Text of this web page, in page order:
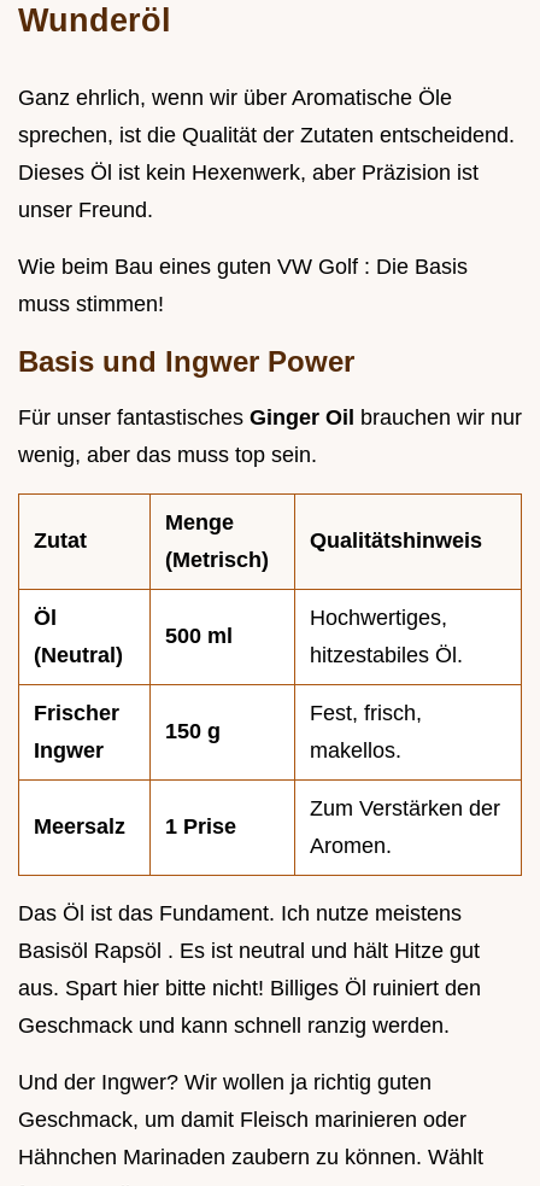
Wunderöl
Ganz ehrlich, wenn wir über Aromatische Öle
sprechen, ist die Qualität der Zutaten entscheidend.
Dieses Öl ist kein Hexenwerk, aber Präzision ist
unser Freund.
Wie beim Bau eines guten VW Golf : Die Basis
muss stimmen!
Basis und Ingwer Power
Für unser fantastisches Ginger Oil brauchen wir nur
wenig, aber das muss top sein.
Zutat
Menge
(Metrisch)
Qualitätshinweis
Öl
(Neutral)
500 ml
Hochwertiges,
hitzestabiles Öl.
Frischer
Ingwer
150 g
Fest, frisch,
makellos.
Meersalz 1 Prise
Zum Verstärken der
Aromen.
Das Öl ist das Fundament. Ich nutze meistens
Basisöl Rapsöl . Es ist neutral und hält Hitze gut
aus. Spart hier bitte nicht! Billiges Öl ruiniert den
Geschmack und kann schnell ranzig werden.
Und der Ingwer? Wir wollen ja richtig guten
Geschmack, um damit Fleisch marinieren oder
Hähnchen Marinaden zaubern zu können. Wählt